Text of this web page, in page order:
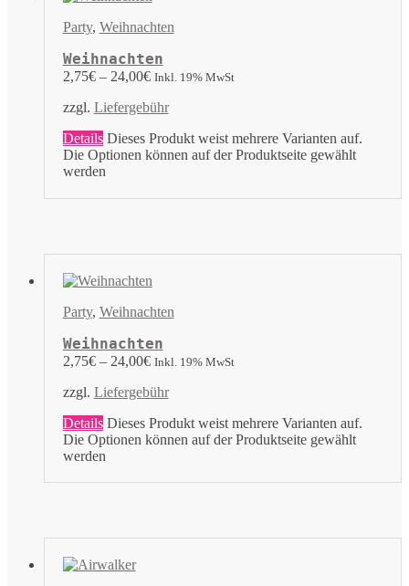
Party, Weihnachten
Weihnachten
2,75€– 24,00€ Inkl. 19% MwSt
zzgl. Liefergebühr
Details Dieses Produkt weist mehrere Varianten auf.
Die Optionen können auf der Produktseite gewählt
werden
Party, Weihnachten
Weihnachten
2,75€– 24,00€ Inkl. 19% MwSt
zzgl. Liefergebühr
Details Dieses Produkt weist mehrere Varianten auf.
Die Optionen können auf der Produktseite gewählt
werden